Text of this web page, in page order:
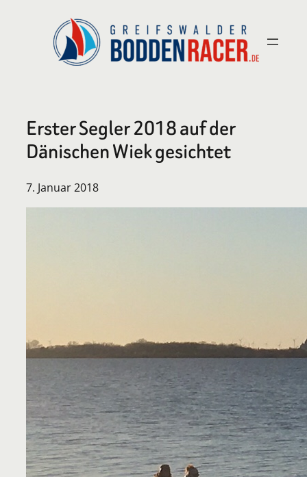
Erster Segler 2018 auf der
Dänischen Wiek gesichtet
7. Januar 2018